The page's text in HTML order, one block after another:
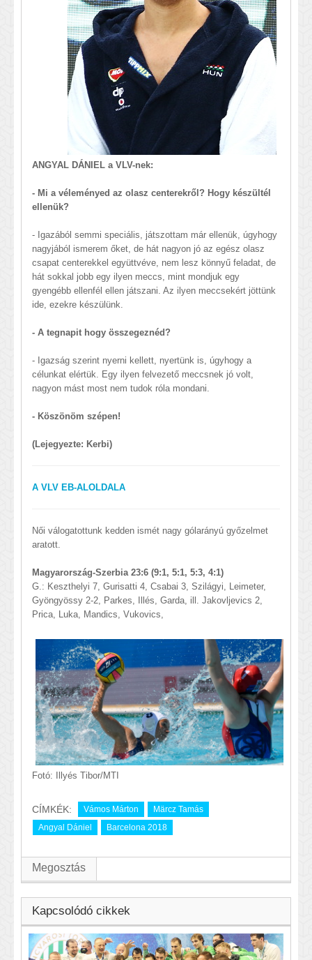
ANGYAL DÁNIEL a VLV-nek:
- Mi a véleményed az olasz centerekről? Hogy készültél
ellenük?
- Igazából semmi speciális, játszottam már ellenük, úgyhogy
nagyjából ismerem őket, de hát nagyon jó az egész olasz
csapat centerekkel együttvéve, nem lesz könnyű feladat, de
hát sokkal jobb egy ilyen meccs, mint mondjuk egy
gyengébb ellenfél ellen játszani. Az ilyen meccsekért jöttünk
ide, ezekre készülünk.
- A tegnapit hogy összegeznéd?
- Igazság szerint nyerni kellett, nyertünk is, úgyhogy a
célunkat elértük. Egy ilyen felvezető meccsnek jó volt,
nagyon mást most nem tudok róla mondani.
- Köszönöm szépen!
(Lejegyezte: Kerbi)
A VLV EB-ALOLDALA
Női válogatottunk kedden ismét nagy gólarányú győzelmet
aratott.
Magyarország-Szerbia 23:6 (9:1, 5:1, 5:3, 4:1)
G.: Keszthelyi 7, Gurisatti 4, Csabai 3, Szilágyi, Leimeter,
Gyöngyössy 2-2, Parkes, Illés, Garda, ill. Jakovljevics 2,
Prica, Luka, Mandics, Vukovics,
Fotó: Illyés Tibor/MTI
CÍMKÉK: Vámos Márton
Märcz Tamás
Angyal Dániel
Barcelona 2018
Megosztás
Kapcsolódó cikkek